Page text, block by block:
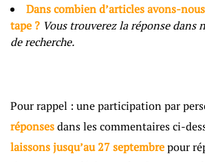
Dans combien d’articles avons-
tape ? Vous trouverez la réponse dans
de recherche.
Pour rappel : une participation par
réponsesdans les commentaires ci-
laissonsjusqu’au 27 septembrepour